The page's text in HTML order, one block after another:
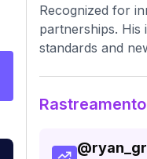
Recognized for
partnerships.
standards and
@